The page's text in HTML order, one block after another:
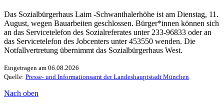
Das Sozialbürgerhaus Laim -Schwanthalerhöhe ist am Dienstag, 11.
August, wegen Bauarbeiten geschlossen. Bürger*innen können sich
an das Servicetelefon des Sozialreferates unter 233-96833 oder an
das Servicetelefon des Jobcenters unter 453550 wenden. Die
Notfallvertretung übernimmt das Sozialbürgerhaus West.
Eingetragen am 06.08.2026
Quelle: Presse- und Informationsamt der Landeshauptstadt München
Nach oben